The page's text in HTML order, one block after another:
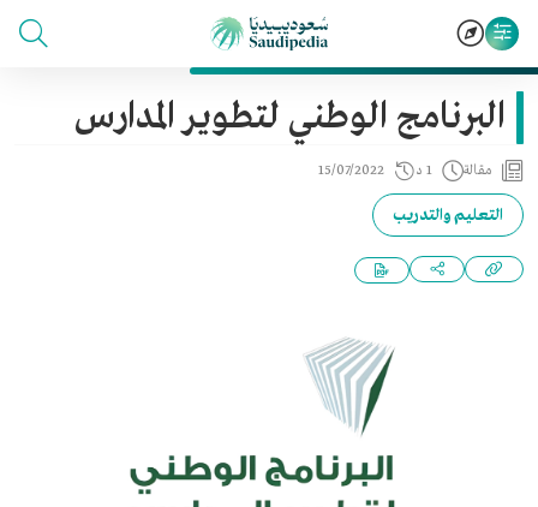
البرنامج الوطني لتطوير المدارس
مقالة 1 د 15/07/2022
التعليم والتدريب